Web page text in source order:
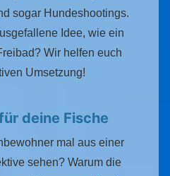
sogar Hundeshootings.
Idee, wie ein
Wir helfen euch
Umsetzung!
deine Fische
mal aus einer
sehen? Warum die